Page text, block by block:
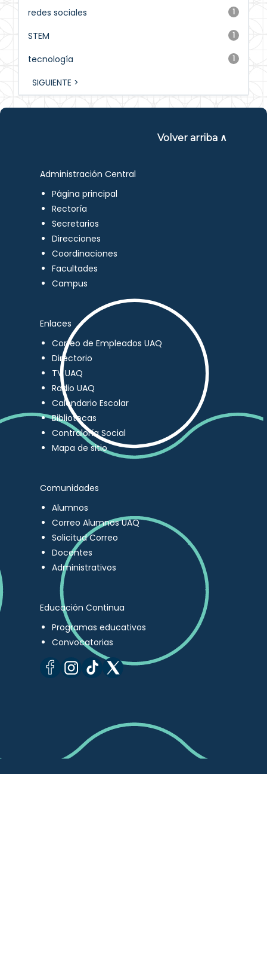
1
redes sociales
1
STEM
1
tecnología
SIGUIENTE >
Volver arriba ∧
Administración Central
Página principal
Rectoría
Secretarios
Direcciones
Coordinaciones
Facultades
Campus
Enlaces
Correo de Empleados UAQ
Directorio
TV UAQ
Radio UAQ
Calendario Escolar
Bibliotecas
Contraloría Social
Mapa de sitio
Comunidades
Alumnos
Correo Alumnos UAQ
Solicitud Correo
Docentes
Administrativos
Educación Continua
Programas educativos
Convocatorias